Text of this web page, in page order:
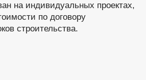
на индивидуальных проектах,
по договору
строительства.